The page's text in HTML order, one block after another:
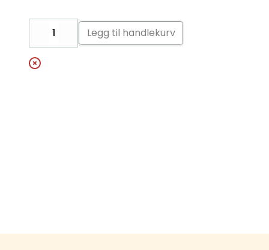
DecreaseIncrease
Legg til handlekurv